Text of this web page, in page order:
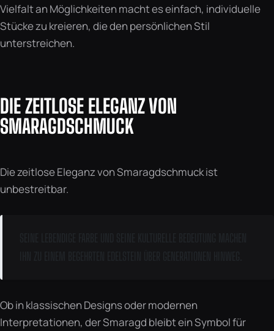
Vielfalt an Möglichkeiten macht es einfach, individuelle
Stücke zu kreieren, die den persönlichen Stil
unterstreichen.
DIE ZEITLOSE ELEGANZ VON
SMARAGDSCHMUCK
Die zeitlose Eleganz von Smaragdschmuck ist
unbestreitbar.
Ob in klassischen Designs oder modernen
Interpretationen, der Smaragd bleibt ein Symbol für